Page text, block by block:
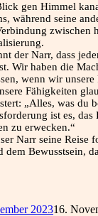
gen Himmel
während seine
zwischen
der Narr, dass
Wir haben die
wenn wir unsere
Fähigkeiten
„Alles, was du
ist es, das
zu erwecken.“
Narr seine Reise
dem Bewusstsein,
202316.